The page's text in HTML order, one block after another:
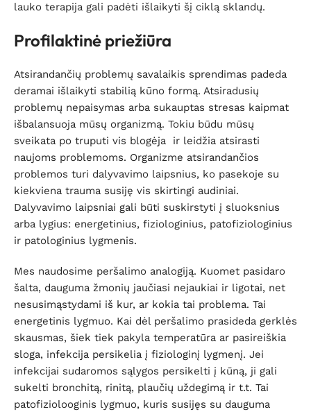
lauko terapija gali padėti išlaikyti šį ciklą sklandų.
Profilaktinė priežiūra
Atsirandančių problemų savalaikis sprendimas padeda
deramai išlaikyti stabilią kūno formą. Atsiradusių
problemų nepaisymas arba sukauptas stresas kaipmat
išbalansuoja mūsų organizmą. Tokiu būdu mūsų
sveikata po truputi vis blogėja ir leidžia atsirasti
naujoms problemoms. Organizme atsirandančios
problemos turi dalyvavimo laipsnius, ko pasekoje su
kiekviena trauma susiję vis skirtingi audiniai.
Dalyvavimo laipsniai gali būti suskirstyti į sluoksnius
arba lygius: energetinius, fiziologinius, patofiziologinius
ir patologinius lygmenis.
Mes naudosime peršalimo analogiją. Kuomet pasidaro
šalta, dauguma žmonių jaučiasi nejaukiai ir ligotai, net
nesusimąstydami iš kur, ar kokia tai problema. Tai
energetinis lygmuo. Kai dėl peršalimo prasideda gerklės
skausmas, šiek tiek pakyla temperatūra ar pasireiškia
sloga, infekcija persikelia į fiziologinį lygmenį. Jei
infekcijai sudaromos sąlygos persikelti į kūną, ji gali
sukelti bronchitą, rinitą, plaučių uždegimą ir t.t. Tai
patofiziolooginis lygmuo, kuris susijęs su dauguma